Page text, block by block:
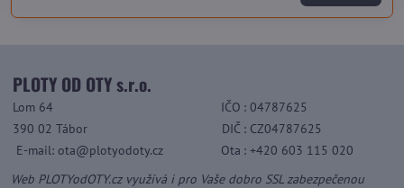
PLOTY OD OTY s.r.o.
Lom 64 IČO : 04787625
390 02 Tábor
DIČ : CZ04787625
E-mail: ota@plotyodoty.cz
Ota : +420 603 115 020
Web PLOTYodOTY.cz využívá i pro Vaše dobro SSL zabezpečenou